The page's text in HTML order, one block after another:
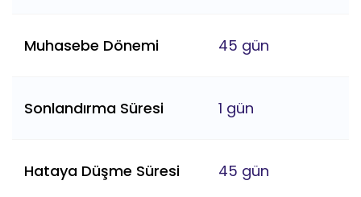
Muhasebe Dönemi 45 gün
Sonlandırma Süresi 1 gün
Hataya Düşme Süresi 45 gün